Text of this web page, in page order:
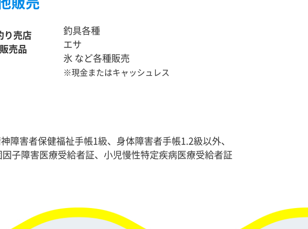
り売店
販売品
釣具各種
エサ
氷 など各種販売
※現金またはキャッシュレス
害者保健福祉手帳1級、身体障害者手帳1.2級以外、
子障害医療受給者証、小児慢性特定疾病医療受給者証